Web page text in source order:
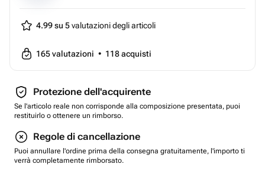
4.99 su 5valutazioni degli articoli
165valutazioni • 118acquisti
Protezione dell'acquirente
Se l'articolo reale non corrisponde alla composizione presentata, puoi
restituirlo o ottenere un rimborso.
Regole di cancellazione
Puoi annullare l'ordine prima della consegna gratuitamente, l'importo ti
verrà completamente rimborsato.